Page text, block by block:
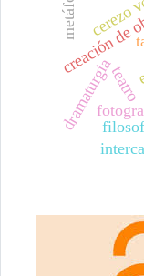
teatro
creación
dramaturgia